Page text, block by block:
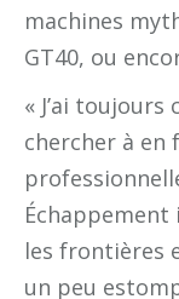
machines
GT40, ou
« J’ai
chercher à en
Échappement
les frontières
un peu